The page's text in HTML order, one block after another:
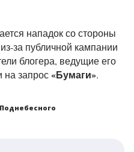
нападок со стороны
за публичной кампании
блогера, ведущие его
на запрос«Бумаги».